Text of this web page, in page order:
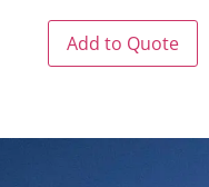
Add to Quote